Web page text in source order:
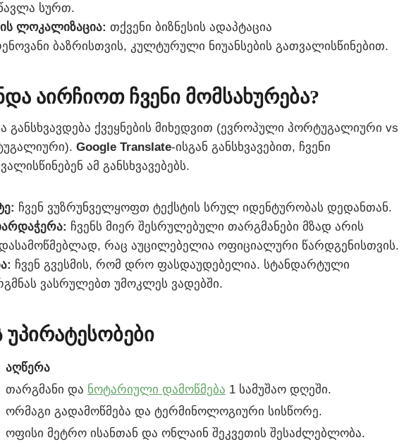
სურთ.
ლოკალიზაცია: თქვენი ბიზნესის ადაპტაცია
ბაზრისთვის, კულტურული ნიუანსების გათვალისწინებით.
აირჩიოთ ჩვენი მომსახურება?
განსხვავდება ქვეყნების მიხედვით (ევროპული პორტუგალიური vs
Google Translate-ისგან განსხვავებით, ჩვენი
ამ განსხვავებებს.
ჩვენ ვუზრუნველყოფთ ტექსტის სრულ იდენტურობას დედანთან.
ჩვენს მიერ შესრულებული თარგმანები მზად არის
რაც აუცილებელია ოფიციალური წარდგენისთვის.
ჩვენ გვესმის, რომ დრო ფასდაუდებელია. სტანდარტული
ვასრულებთ უმოკლეს ვადებში.
უპირატესობები
აღწერა
თარგმანი და ნოტარიული დამოწმება 1 სამუშაო დღეში.
ორმაგი გადამოწმება და ტერმინოლოგიური სისწორე.
ოფისი მეტრო ისანთან და ონლაინ შეკვეთის შესაძლებლობა.